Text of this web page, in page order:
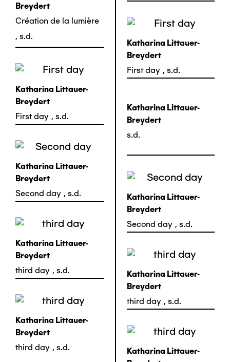
Breydert
Création de la lumière
, s.d.
Katharina Littauer-
Breydert
First day , s.d.
Katharina Littauer-
Breydert
First day , s.d.
Katharina Littauer-
Breydert
s.d.
Katharina Littauer-
Breydert
Second day , s.d.
Katharina Littauer-
Breydert
Second day , s.d.
Katharina Littauer-
Breydert
third day , s.d.
Katharina Littauer-
Breydert
third day , s.d.
Katharina Littauer-
Breydert
third day , s.d.
Katharina Littauer-